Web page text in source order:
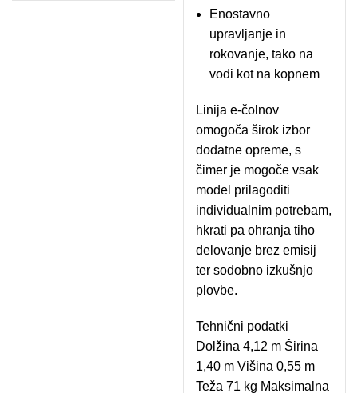
Enostavno
upravljanje in
rokovanje, tako na
vodi kot na kopnem
Linija e-čolnov
omogoča širok izbor
dodatne opreme, s
čimer je mogoče vsak
model prilagoditi
individualnim potrebam,
hkrati pa ohranja tiho
delovanje brez emisij
ter sodobno izkušnjo
plovbe.
Tehnični podatki
Dolžina 4,12 m Širina
1,40 m Višina 0,55 m
Teža 71 kg Maksimalna